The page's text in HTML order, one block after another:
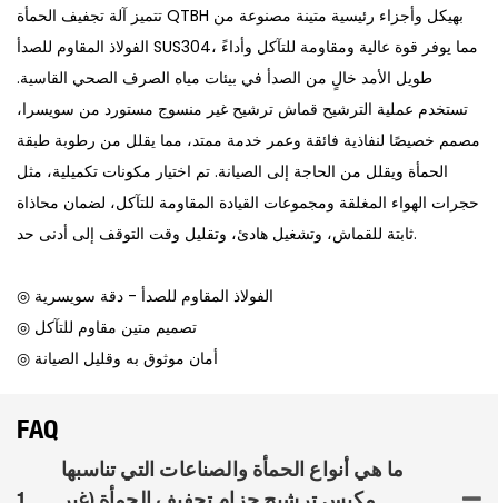
تتميز آلة تجفيف الحمأة QTBH بهيكل وأجزاء رئيسية متينة مصنوعة من
الفولاذ المقاوم للصدأ SUS304، مما يوفر قوة عالية ومقاومة للتآكل وأداءً
طويل الأمد خالٍ من الصدأ في بيئات مياه الصرف الصحي القاسية.
تستخدم عملية الترشيح قماش ترشيح غير منسوج مستورد من سويسرا،
مصمم خصيصًا لنفاذية فائقة وعمر خدمة ممتد، مما يقلل من رطوبة طبقة
الحمأة ويقلل من الحاجة إلى الصيانة. تم اختيار مكونات تكميلية، مثل
حجرات الهواء المغلقة ومجموعات القيادة المقاومة للتآكل، لضمان محاذاة
ثابتة للقماش، وتشغيل هادئ، وتقليل وقت التوقف إلى أدنى حد.
◎ الفولاذ المقاوم للصدأ - دقة سويسرية
◎ تصميم متين مقاوم للتآكل
◎ أمان موثوق به وقليل الصيانة
FAQ
ما هي أنواع الحمأة والصناعات التي تناسبها